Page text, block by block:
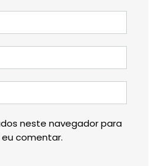
neste navegador para
comentar.